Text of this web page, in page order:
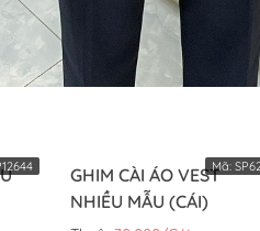
GHIM CÀI ÁO VEST
NHIỀU MẪU (CÁI)
Mã: